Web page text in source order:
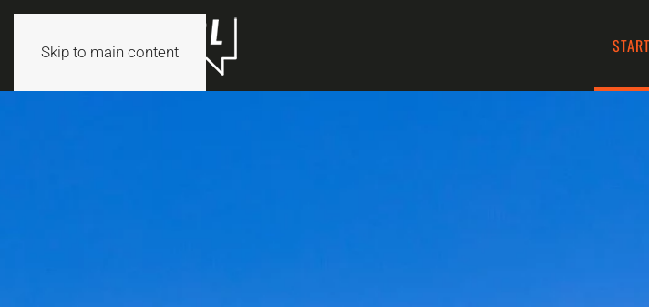
Skip to main content START